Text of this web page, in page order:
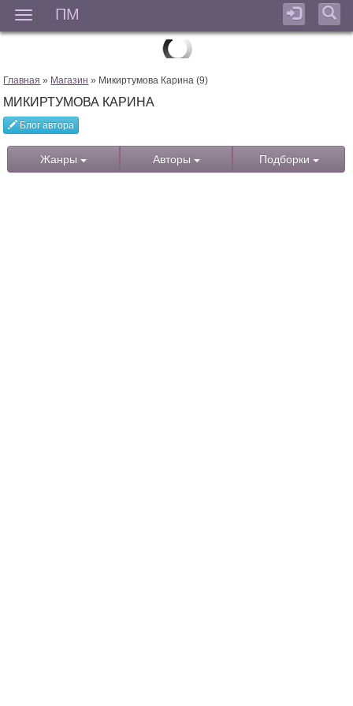
ПМ
Главная » Магазин » Микиртумова Карина (9)
МИКИРТУМОВА КАРИНА
Блог автора
Жанры Авторы Подборки